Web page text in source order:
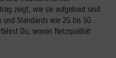
zeigt, wie sie aufgebaut sind
und Standards wie 2G bis 5G
Du, wovon Netzqualität